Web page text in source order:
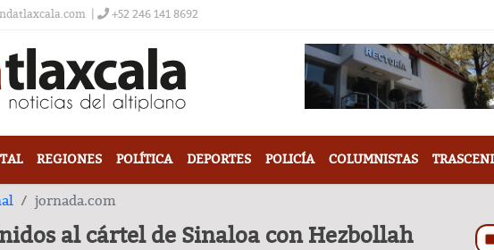
+52 246 141 8692
REGIONES POLÍTICA DEPORTES POLICÍA COLUMNISTAS
jornada.com
al cártel de Sinaloa con Hezbollah